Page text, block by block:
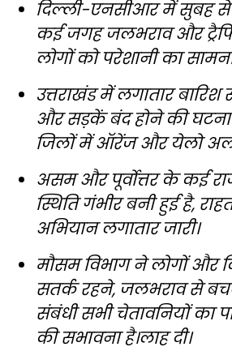
दिल्ली-एनसीआर में सुबह से
कई जगह जलभराव और
लोगों को परेशानी का
उत्तराखंड में लगातार
और सड़कें बंद होने की
जिलों में ऑरेंज और येलो
असम और पूर्वोत्तर के कई
स्थिति गंभीर बनी हुई है,
अभियान लगातार जारी।
मौसम विभाग ने लोगों और
सतर्क रहने, जलभराव से
संबंधी सभी चेतावनियों का
की सभावना है।लाह दी।